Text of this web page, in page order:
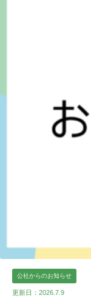
公社からのお知らせ
更新日：2026.7.9